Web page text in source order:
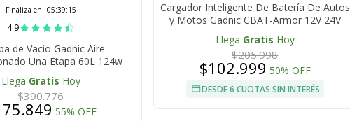
Finaliza en: 05:39:14
4.9
de Vacío Gadnic Aire
Una Etapa 60L 124w
Llega Gratis Hoy
$390.776
55% OFF
Cargador Inteligente De Batería De Autos
y Motos Gadnic CBAT-Armor 12V 24V
Mantenedor Portátil Apto Gel Acido
LiFePo4
Llega Gratis Hoy
$205.998
$102.999 50% OFF
DESDE 6 CUOTAS SIN INTERÉS